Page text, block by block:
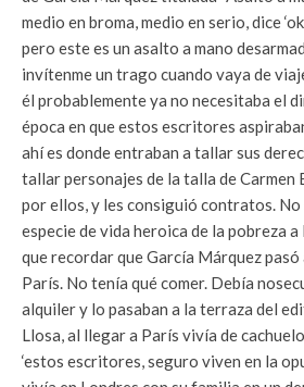
medio en broma, medio en serio, dice
pero este es un asalto a mano
invítenme un trago cuando vaya de
él probablemente ya no necesitaba el
época en que estos escritores
ahí es donde entraban a tallar sus
tallar personajes de la talla de Carmen
por ellos, y les consiguió contratos.
especie de vida heroica de la pobreza
que recordar que García Márquez pasó
París. No tenía qué comer. Debía
alquiler y lo pasaban a la terraza del
Llosa, al llegar a París vivía de
‘estos escritores, seguro viven en la